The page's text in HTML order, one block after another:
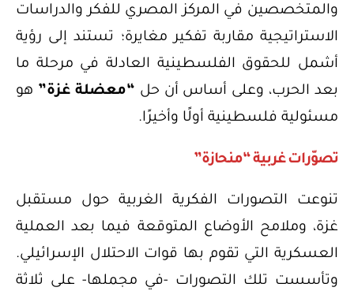
والمتخصصين في المركز المصري للفكر والدراسات
الاستراتيجية مقاربة تفكير مغايرة؛ تستند إلى رؤية
أشمل للحقوق الفلسطينية العادلة في مرحلة ما
بعد الحرب، وعلى أساس أن حل“معضلة غزة”هو
مسئولية فلسطينية أولًا وأخيرًا.
تصوّرات غربية “منحازة”
تنوعت التصورات الفكرية الغربية حول مستقبل
غزة، وملامح الأوضاع المتوقعة فيما بعد العملية
العسكرية التي تقوم بها قوات الاحتلال الإسرائيلي.
وتأسست تلك التصورات -في مجملها- على ثلاثة